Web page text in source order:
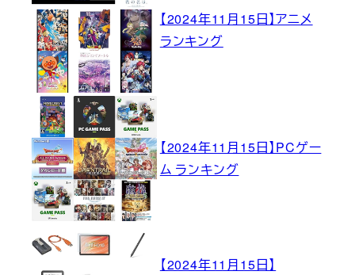
【2024年11月15日】アニメ
ランキング
【2024年11月15日】PCゲー
ム ランキング
【2024年11月15日】